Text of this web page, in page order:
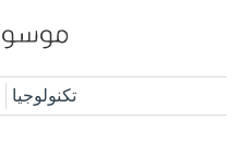
تكنولوجيا